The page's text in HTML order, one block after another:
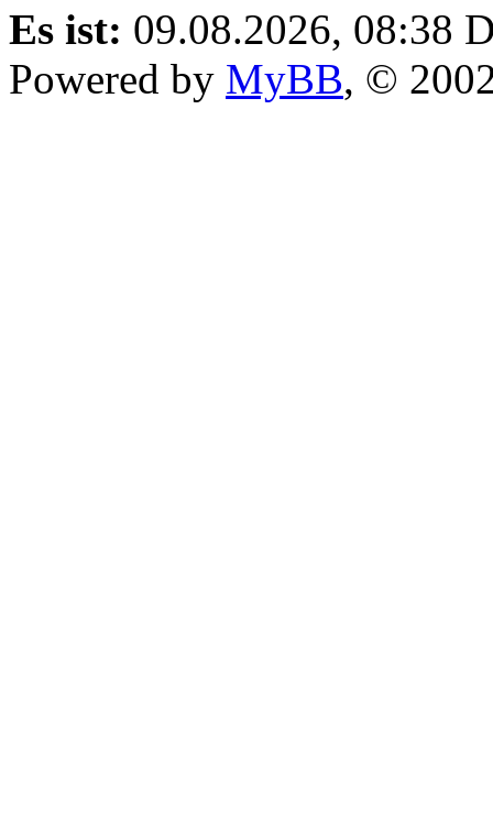
Es ist: 09.08.2026, 08:38
Powered by MyBB, ©